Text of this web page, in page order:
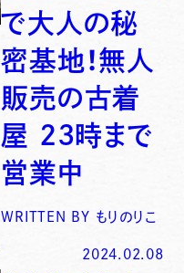
で大人の秘
密基地！無人
販売の古着
屋 23時まで
営業中
WRITTEN BY もりのりこ
2024.02.08